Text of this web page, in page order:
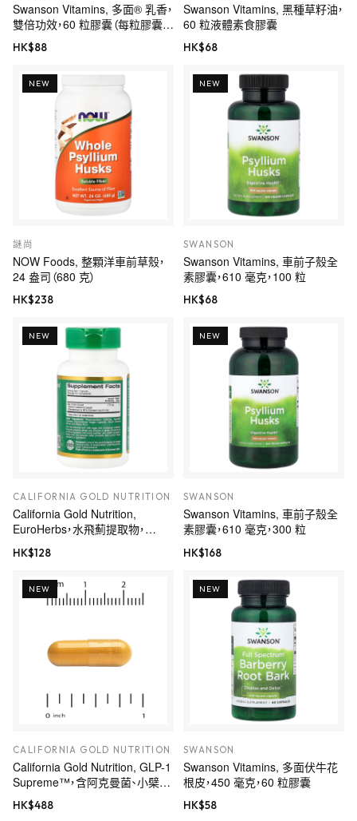
Swanson Vitamins, 多面® 乳香，
雙倍功效，60 粒膠囊（每粒膠囊
800 毫克）
HK$88
Swanson Vitamins, 黑種草籽油，
60 粒液體素食膠囊
HK$68
NEW
謎尚
NOW Foods, 整顆洋車前草殼，
24 盎司（680 克）
HK$238
NEW
SWANSON
Swanson Vitamins, 車前子殼全
素膠囊，610 毫克，100 粒
HK$68
NEW
CALIFORNIA GOLD NUTRITION
California Gold Nutrition,
EuroHerbs，水飛薊提取物，
Euromed 品質，175 毫克，60 粒
素食膠囊
HK$128
NEW
SWANSON
Swanson Vitamins, 車前子殼全
素膠囊，610 毫克，300 粒
HK$168
NEW
CALIFORNIA GOLD NUTRITION
California Gold Nutrition, GLP-1
Supreme™，含阿克曼菌、小檗
鹼、五羥黃酮及姜黃素，60 粒素食
膠囊
HK$488
NEW
SWANSON
Swanson Vitamins, 多面伏牛花
根皮，450 毫克，60 粒膠囊
HK$58